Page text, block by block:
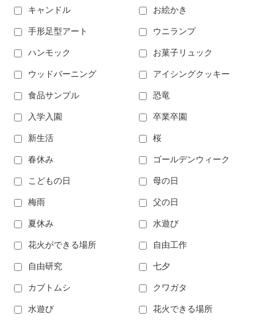
キャンドル お絵かき
手形足型アート ウニランプ
ハンモック お菓子リュック
ウッドバーニング アイシングクッキー
食品サンプル 恐竜
入学入園 卒業卒園
新生活 桜
春休み ゴールデンウィーク
こどもの日 母の日
梅雨 父の日
夏休み 水遊び
花火ができる場所 自由工作
自由研究 七夕
カブトムシ クワガタ
水遊び 花火できる場所